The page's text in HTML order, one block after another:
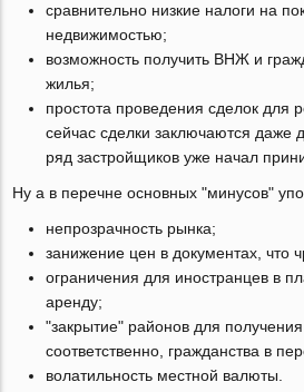
сравнительно низкие налоги на
недвижимостью;
возможность получить ВНЖ и
жилья;
простота проведения сделок для
сейчас сделки заключаются даже
ряд застройщиков уже начал
Ну а в перечне основных "минусов"
непрозрачность рынка;
занижение цен в документах, что
ограничения для иностранцев в
аренду;
"закрытие" районов для
соответственно, гражданства в
волатильность местной валюты.